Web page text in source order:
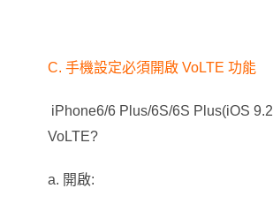
C. 手機設定必須開啟 VoLTE 功能
iPhone6/6 Plus/6S/6S Plus(iOS 9.2
VoLTE?
a. 開啟: